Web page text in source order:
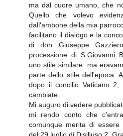
ma dal cuore umano, che
Quello che volevo
dall'ambone della mia
facilitano il dialogo e la
di don Giuseppe
processione di S.Giovanni
uno stile similare: ma
parte dello stile dell'epoca.
dopo il concilio Vaticano 2,
cambiate.
Mi auguro di vedere
mi rendo conto che
comunque merita di
del 29 luglio di Disilluso 2.